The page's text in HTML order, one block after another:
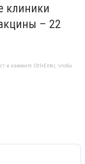
клиники
– 22
и нажмите Ctrl+Enter, чтобы